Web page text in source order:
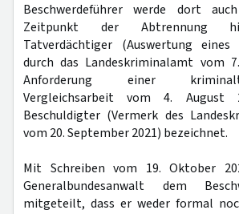
Beschwerdeführer werde dort
Zeitpunkt der Abtrennung
Tatverdächtiger (Auswertung eines
durch das Landeskriminalamt vom
Anforderung einer
Vergleichsarbeit vom 4. August
Beschuldigter (Vermerk des
vom 20. September 2021) bezeichnet.
Mit Schreiben vom 19. Oktober
Generalbundesanwalt dem
mitgeteilt, dass er weder formal